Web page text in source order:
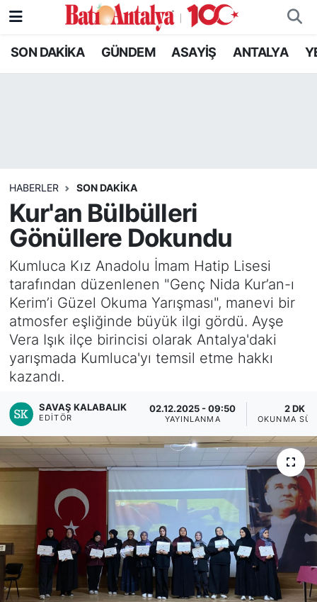
SON DAKİKA GÜNDEM ASAYİŞ ANTALYA
HABERLER SON DAKIKA
Kur'an Bülbülleri
Gönüllere Dokundu
Kumluca Kız Anadolu İmam Hatip Lisesi
tarafından düzenlenen "Genç Nida Kur’an-ı
Kerim’i Güzel Okuma Yarışması", manevi bir
atmosfer eşliğinde büyük ilgi gördü. Ayşe
Vera Işık ilçe birincisi olarak Antalya'daki
yarışmada Kumluca'yı temsil etme hakkı
kazandı.
SAVAŞ KALABALIK
EDITÖR
02.12.2025 - 09:50
YAYINLANMA
2 DK
OKUNMA
SON DAKİKA
RESMİ İLANLAR
EKONOMİ
Nöbetçi Eczaneler
Son Dakika Haberleri
Haber Arşivi